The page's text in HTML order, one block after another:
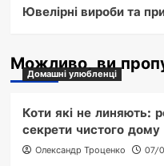
Ювелірні вироби та
Можливо, ви
Домашні улюбленці
Коти які не линяють:
секрети чистого дому
Олександр Троценко
07/